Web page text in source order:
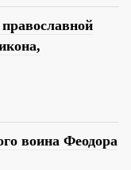
воина Феодора